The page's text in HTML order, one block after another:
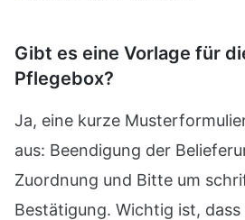
Gibt es eine Vorlage für
Pflegebox?
Ja, eine kurze
aus: Beendigung der
Zuordnung und Bitte um
Bestätigung. Wichtig ist,